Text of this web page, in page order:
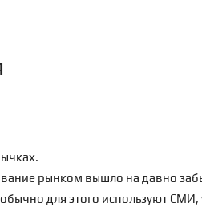
рынком вышло на давно
для этого используют